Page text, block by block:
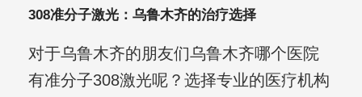
308准分子激光：乌鲁木齐的治疗选择
对于乌鲁木齐的朋友们乌鲁木齐哪个医院
有准分子308激光呢？选择专业的医疗机构